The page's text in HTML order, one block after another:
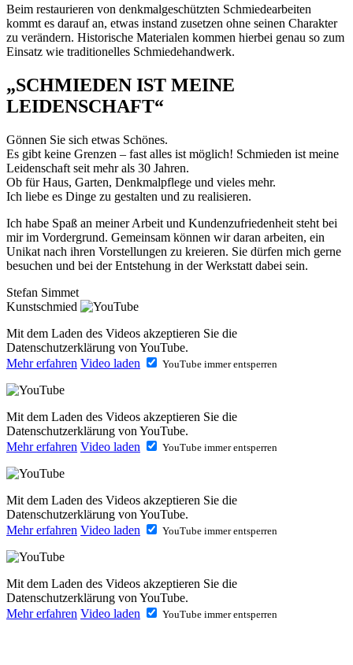
Beim restaurieren von denkmalgeschützten Schmiedearbeiten
kommt es darauf an, etwas instand zusetzen ohne seinen Charakter
zu verändern. Historische Materialen kommen hierbei genau so zum
Einsatz wie traditionelles Schmiedehandwerk.
„SCHMIEDEN IST MEINE
LEIDENSCHAFT“
Gönnen Sie sich etwas Schönes.
Es gibt keine Grenzen – fast alles ist möglich! Schmieden ist meine
Leidenschaft seit mehr als 30 Jahren.
Ob für Haus, Garten, Denkmalpflege und vieles mehr.
Ich liebe es Dinge zu gestalten und zu realisieren.
Ich habe Spaß an meiner Arbeit und Kundenzufriedenheit steht bei
mir im Vordergrund. Gemeinsam können wir daran arbeiten, ein
Unikat nach ihren Vorstellungen zu kreieren. Sie dürfen mich gerne
besuchen und bei der Entstehung in der Werkstatt dabei sein.
Stefan Simmet
Kunstschmied
Mit dem Laden des Videos akzeptieren Sie die
Datenschutzerklärung von YouTube.
Mehr erfahren Video laden YouTube immer entsperren
Mit dem Laden des Videos akzeptieren Sie die
Datenschutzerklärung von YouTube.
Mehr erfahren Video laden YouTube immer entsperren
Mit dem Laden des Videos akzeptieren Sie die
Datenschutzerklärung von YouTube.
Mehr erfahren Video laden YouTube immer entsperren
Mit dem Laden des Videos akzeptieren Sie die
Datenschutzerklärung von YouTube.
Mehr erfahren Video laden YouTube immer entsperren